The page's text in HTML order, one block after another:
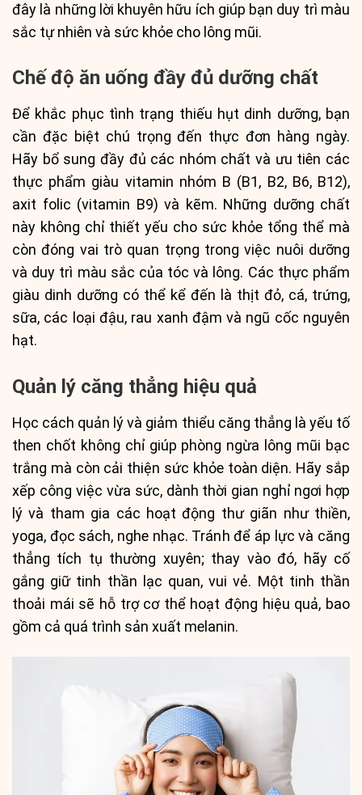
đây là những lời khuyên hữu ích giúp bạn duy trì màu
sắc tự nhiên và sức khỏe cho lông mũi.
Chế độ ăn uống đầy đủ dưỡng chất
Để khắc phục tình trạng thiếu hụt dinh dưỡng, bạn
cần đặc biệt chú trọng đến thực đơn hàng ngày.
Hãy bổ sung đầy đủ các nhóm chất và ưu tiên các
thực phẩm giàu vitamin nhóm B (B1, B2, B6, B12),
axit folic (vitamin B9) và kẽm. Những dưỡng chất
này không chỉ thiết yếu cho sức khỏe tổng thể mà
còn đóng vai trò quan trọng trong việc nuôi dưỡng
và duy trì màu sắc của tóc và lông. Các thực phẩm
giàu dinh dưỡng có thể kể đến là thịt đỏ, cá, trứng,
sữa, các loại đậu, rau xanh đậm và ngũ cốc nguyên
hạt.
Quản lý căng thẳng hiệu quả
Học cách quản lý và giảm thiểu căng thẳng là yếu tố
then chốt không chỉ giúp phòng ngừa lông mũi bạc
trắng mà còn cải thiện sức khỏe toàn diện. Hãy sắp
xếp công việc vừa sức, dành thời gian nghỉ ngơi hợp
lý và tham gia các hoạt động thư giãn như thiền,
yoga, đọc sách, nghe nhạc. Tránh để áp lực và căng
thẳng tích tụ thường xuyên; thay vào đó, hãy cố
gắng giữ tinh thần lạc quan, vui vẻ. Một tinh thần
thoải mái sẽ hỗ trợ cơ thể hoạt động hiệu quả, bao
gồm cả quá trình sản xuất melanin.